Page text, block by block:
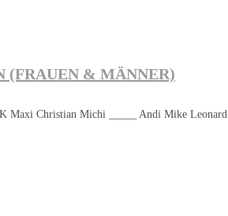
(FRAUEN & MÄNNER)
Maxi Christian Michi _____ Andi Mike Leonard